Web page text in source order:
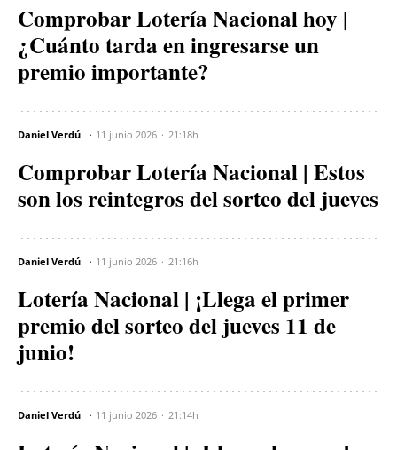
Comprobar Lotería Nacional hoy |
¿Cuánto tarda en ingresarse un
premio importante?
Daniel Verdú 11 junio 2026 21:18h
Comprobar Lotería Nacional | Estos
son los reintegros del sorteo del jueves
Daniel Verdú 11 junio 2026 21:16h
Lotería Nacional | ¡Llega el primer
premio del sorteo del jueves 11 de
junio!
Daniel Verdú 11 junio 2026 21:14h